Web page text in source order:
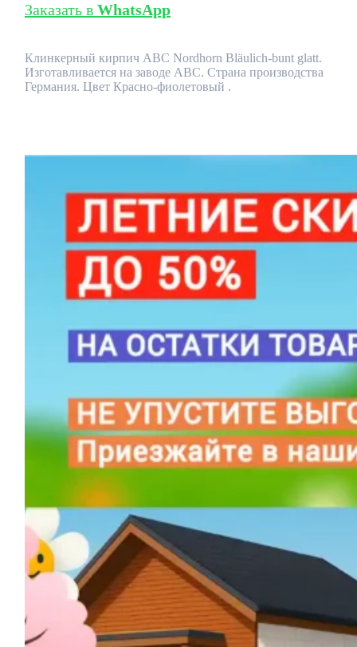
Заказать в WhatsApp
Клинкерный кирпич ABC Nordhorn Bläulich-bunt glatt.
Изготавливается на заводе ABC. Страна производства
Германия. Цвет Красно-фиолетовый .